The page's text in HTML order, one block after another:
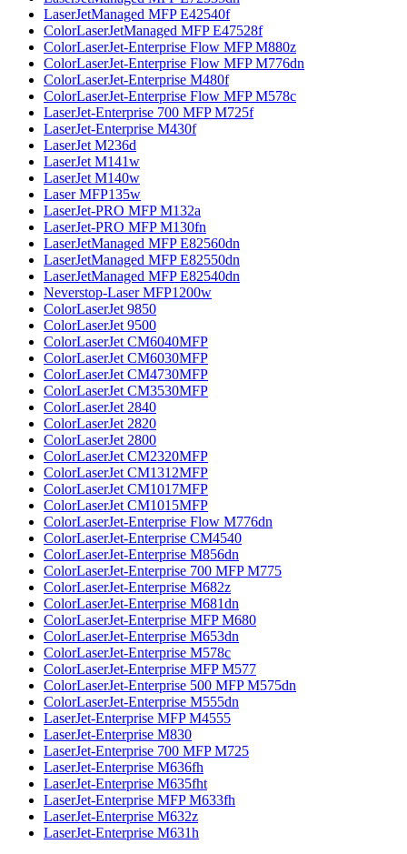
LaserJetManaged MFP E42540f
ColorLaserJetManaged MFP E47528f
ColorLaserJet-Enterprise Flow MFP M880z
ColorLaserJet-Enterprise Flow MFP M776dn
ColorLaserJet-Enterprise M480f
ColorLaserJet-Enterprise Flow MFP M578с
LaserJet-Enterprise 700 MFP M725f
LaserJet-Enterprise M430f
LaserJet M236d
LaserJet M141w
LaserJet M140w
Laser MFP135w
LaserJet-PRO MFP M132a
LaserJet-PRO MFP M130fn
LaserJetManaged MFP E82560dn
LaserJetManaged MFP E82550dn
LaserJetManaged MFP E82540dn
Neverstop-Laser MFP1200w
ColorLaserJet 9850
ColorLaserJet 9500
ColorLaserJet CM6040MFP
ColorLaserJet CM6030MFP
ColorLaserJet CM4730MFP
ColorLaserJet CM3530MFP
ColorLaserJet 2840
ColorLaserJet 2820
ColorLaserJet 2800
ColorLaserJet CM2320MFP
ColorLaserJet CM1312MFP
ColorLaserJet CM1017MFP
ColorLaserJet CM1015MFP
ColorLaserJet-Enterprise Flow M776dn
ColorLaserJet-Enterprise CM4540
ColorLaserJet-Enterprise M856dn
ColorLaserJet-Enterprise 700 MFP M775
ColorLaserJet-Enterprise M682z
ColorLaserJet-Enterprise M681dn
ColorLaserJet-Enterprise MFP M680
ColorLaserJet-Enterprise M653dn
ColorLaserJet-Enterprise M578с
ColorLaserJet-Enterprise MFP M577
ColorLaserJet-Enterprise 500 MFP M575dn
ColorLaserJet-Enterprise M555dn
LaserJet-Enterprise MFP M4555
LaserJet-Enterprise M830
LaserJet-Enterprise 700 MFP M725
LaserJet-Enterprise M636fh
LaserJet-Enterprise M635fht
LaserJet-Enterprise MFP M633fh
LaserJet-Enterprise M632z
LaserJet-Enterprise M631h